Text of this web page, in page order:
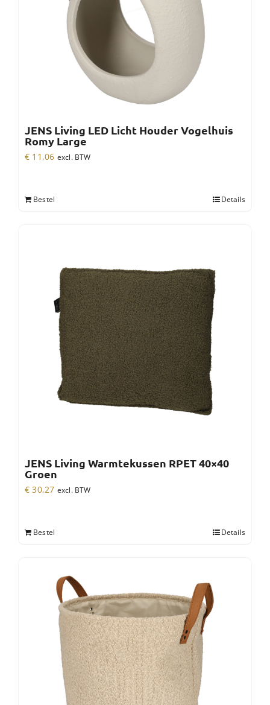
JENS Living LED Licht Houder Vogelhuis
Romy Large
€ 11,06 excl. BTW
Bestel Details
JENS Living Warmtekussen RPET 40×40
Groen
€ 30,27 excl. BTW
Bestel Details